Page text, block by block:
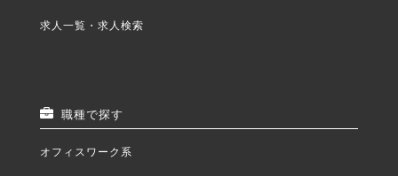
求人一覧・求人検索
職種で探す
オフィスワーク系